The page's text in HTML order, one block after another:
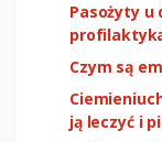
Pasożyty u
Czym są
ją leczyć i